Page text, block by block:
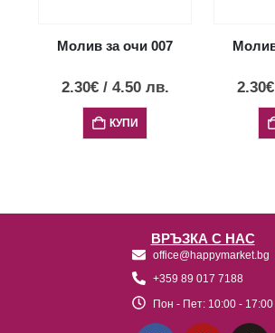
Молив за очи 007
2.30€ / 4.50 лв.
КУПИ
2.30€
ВРЪЗКА С НАС
office@happymarket.bg
+359 89 017 7188
Пон - Пет: 10:00 - 17:00